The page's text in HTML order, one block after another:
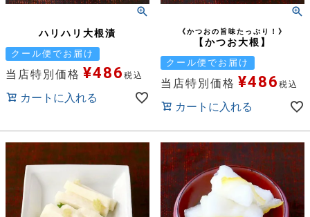
ハリハリ大根漬
クール便でお届け
当店特別価格 ¥486 税込
カートに入れる
《かつおの旨味たっぷり！》
【かつお大根】
クール便でお届け
当店特別価格 ¥486 税込
カートに入れる